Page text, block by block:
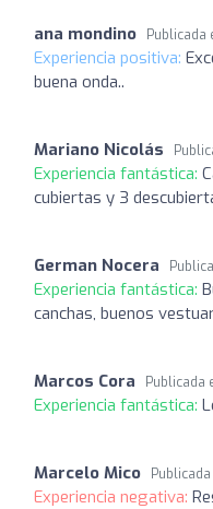
ana mondino Publicada
Experiencia positiva:
buena onda..
Mariano Nicolás
Experiencia fantástica:
cubiertas y 3
German Nocera
Experiencia fantástica:
canchas, buenos
Marcos Cora Publicada
Experiencia fantástica:
Marcelo Mico
Experiencia negativa: